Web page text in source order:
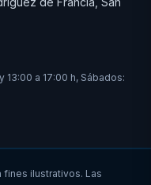
13:00 a 17:00 h, Sábados:
fines ilustrativos. Las